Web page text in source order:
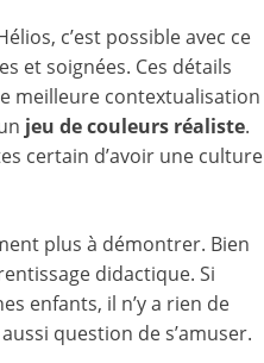
c’est possible avec ce
et soignées. Ces détails
meilleure contextualisation
jeu de couleurs réaliste.
certain d’avoir une culture
plus à démontrer. Bien
didactique. Si
enfants, il n’y a rien de
question de s’amuser.